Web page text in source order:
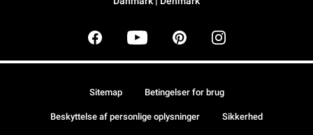
Sitemap Betingelser for brug
Beskyttelse af personlige oplysninger Sikkerhed